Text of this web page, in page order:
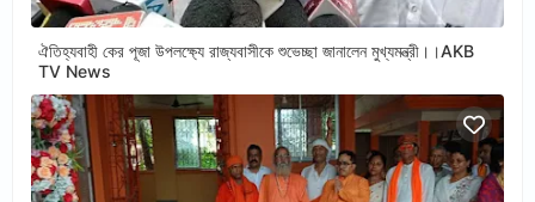
ঐতিহ্যবাহী কের পূজা উপলক্ষ্যে রাজ্যবাসীকে শুভেচ্ছা জানালেন মুখ্যমন্ত্রী।।AKB
TV News